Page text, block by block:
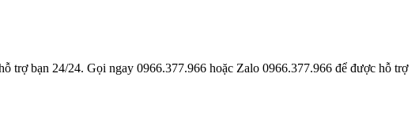
bạn 24/24. Gọi ngay 0966.377.966 hoặc Zalo 0966.377.966 để được hỗ trợ